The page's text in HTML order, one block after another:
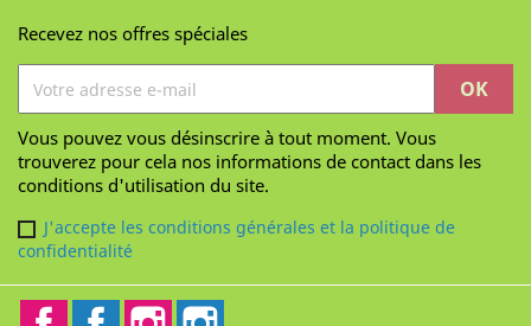
Recevez nos offres spéciales
Vous pouvez vous désinscrire à tout moment. Vous
trouverez pour cela nos informations de contact dans les
conditions d'utilisation du site.
J'accepte les conditions générales et la politique de
confidentialité
FacebookFacebook2Instagram